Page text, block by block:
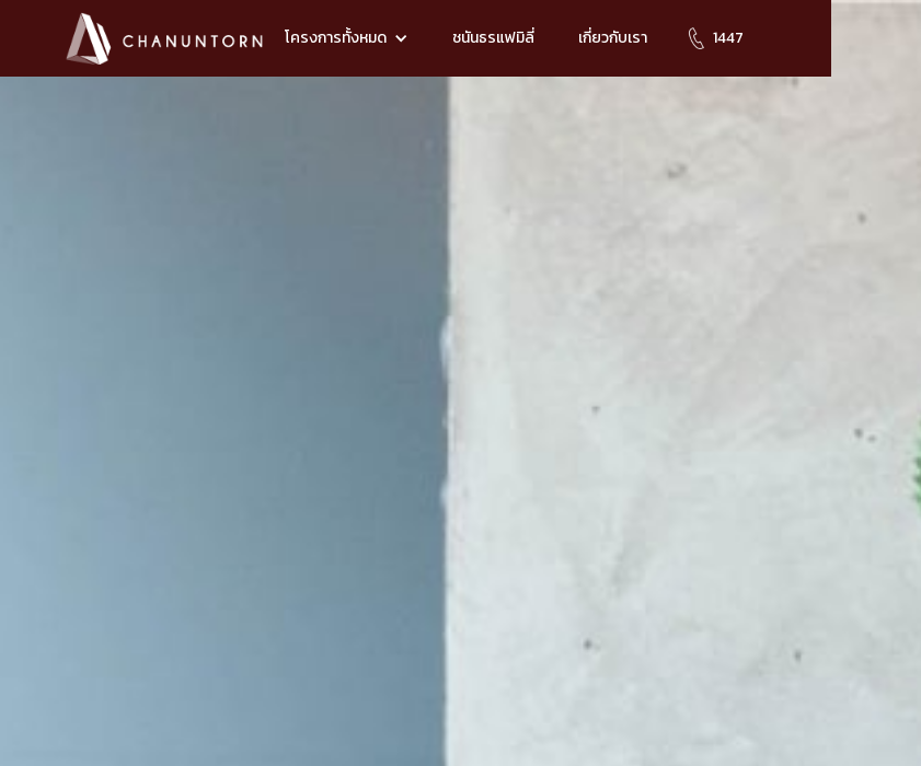
โครงการทั้งหมด ชนันธรแฟมิลี่ เกี่ยวกับเรา 1447